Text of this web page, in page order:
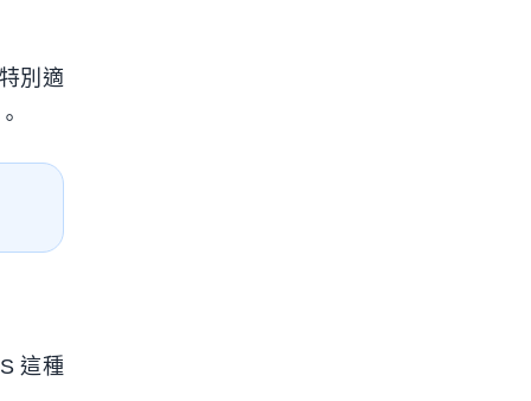
別適
這種